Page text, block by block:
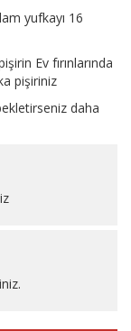
yufkayı 16
Ev fırınlarında
pişiriniz
daha